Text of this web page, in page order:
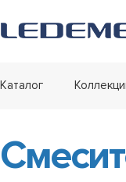
Каталог